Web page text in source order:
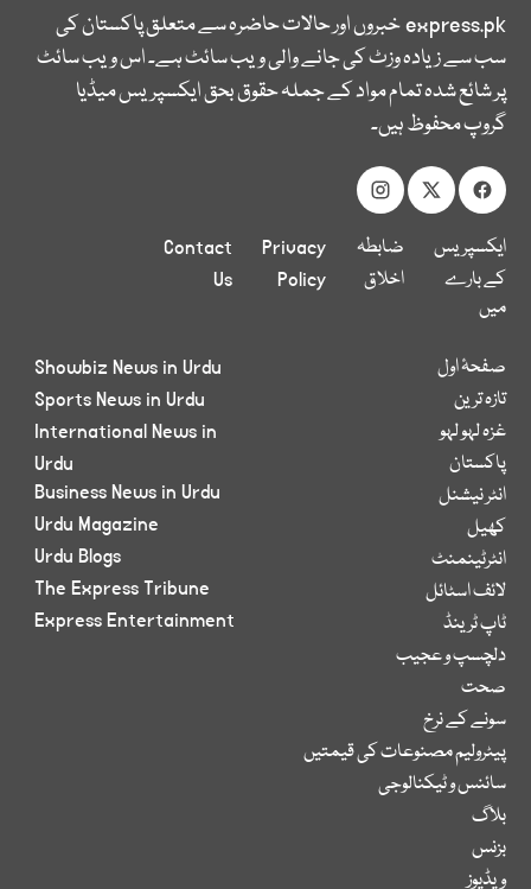
express.pkخبروں اور حالات حاضرہ سے متعلق پاکستان کی
سب سے زیادہ وزٹ کی جانے والی ویب سائٹ ہے۔ اس ویب سائٹ
پر شائع شدہ تمام مواد کے جملہ حقوق بحق ایکسپریس میڈیا
گروپ محفوظ ہیں۔
ایکسپریس
کے بارے
میں
ضابطہ
اخلاق
Privacy
Policy
Contact
Us
صفحۂ اول
تازہ ترین
غزہ لہو لہو
پاکستان
انٹر نیشنل
کھیل
انٹرٹینمنٹ
لائف اسٹائل
ٹاپ ٹرینڈ
دلچسپ و عجیب
صحت
سونے کے نرخ
پیٹرولیم مصنوعات کی قیمتیں
سائنس و ٹیکنالوجی
بلاگ
بزنس
ویڈیوز
Showbiz News in Urdu
Sports News in Urdu
International News in
Urdu
Business News in Urdu
Urdu Magazine
Urdu Blogs
The Express Tribune
Express Entertainment